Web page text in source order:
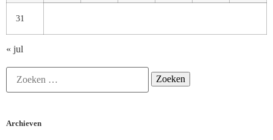
31
« jul
Archieven